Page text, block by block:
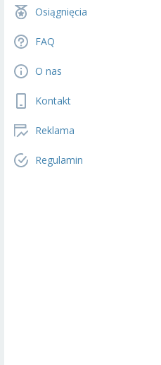
Osiągnięcia
FAQ
O nas
Kontakt
Reklama
Regulamin